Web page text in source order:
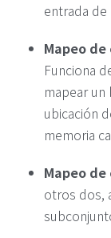
entrada
Mapeo
Funciona
mapear
ubicación
memoria
Mapeo
otros dos,